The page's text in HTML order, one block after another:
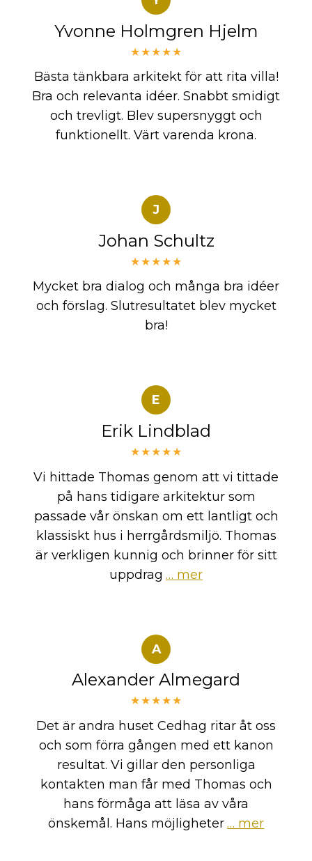
Yvonne Holmgren Hjelm
★★★★★
Bästa tänkbara arkitekt för att rita villa!
Bra och relevanta idéer. Snabbt smidigt
och trevligt. Blev supersnyggt och
funktionellt. Värt varenda krona.
J
Johan Schultz
★★★★★
Mycket bra dialog och många bra idéer
och förslag. Slutresultatet blev mycket
bra!
E
Erik Lindblad
★★★★★
Vi hittade Thomas genom att vi tittade
på hans tidigare arkitektur som
passade vår önskan om ett lantligt och
klassiskt hus i herrgårdsmiljö. Thomas
är verkligen kunnig och brinner för sitt
uppdrag … mer
A
Alexander Almegard
★★★★★
Det är andra huset Cedhag ritar åt oss
och som förra gången med ett kanon
resultat. Vi gillar den personliga
kontakten man får med Thomas och
hans förmåga att läsa av våra
önskemål. Hans möjligheter … mer